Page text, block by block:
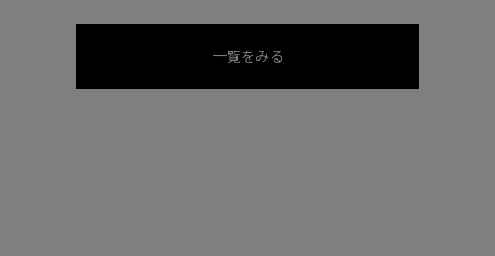
一覧をみる